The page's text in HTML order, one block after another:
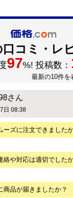
口コミ・レ
97%! 投稿数：
最新の10件を
さん
日 08:38
ーズに注文できました
絡や対応は適切でした
商品が届きましたか？